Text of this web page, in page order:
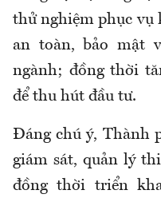
thử nghiệm phục vụ
an toàn, bảo mật
ngành; đồng thời
để thu hút đầu tư.
Đáng chú ý, Thành
giám sát, quản lý
đồng thời triển